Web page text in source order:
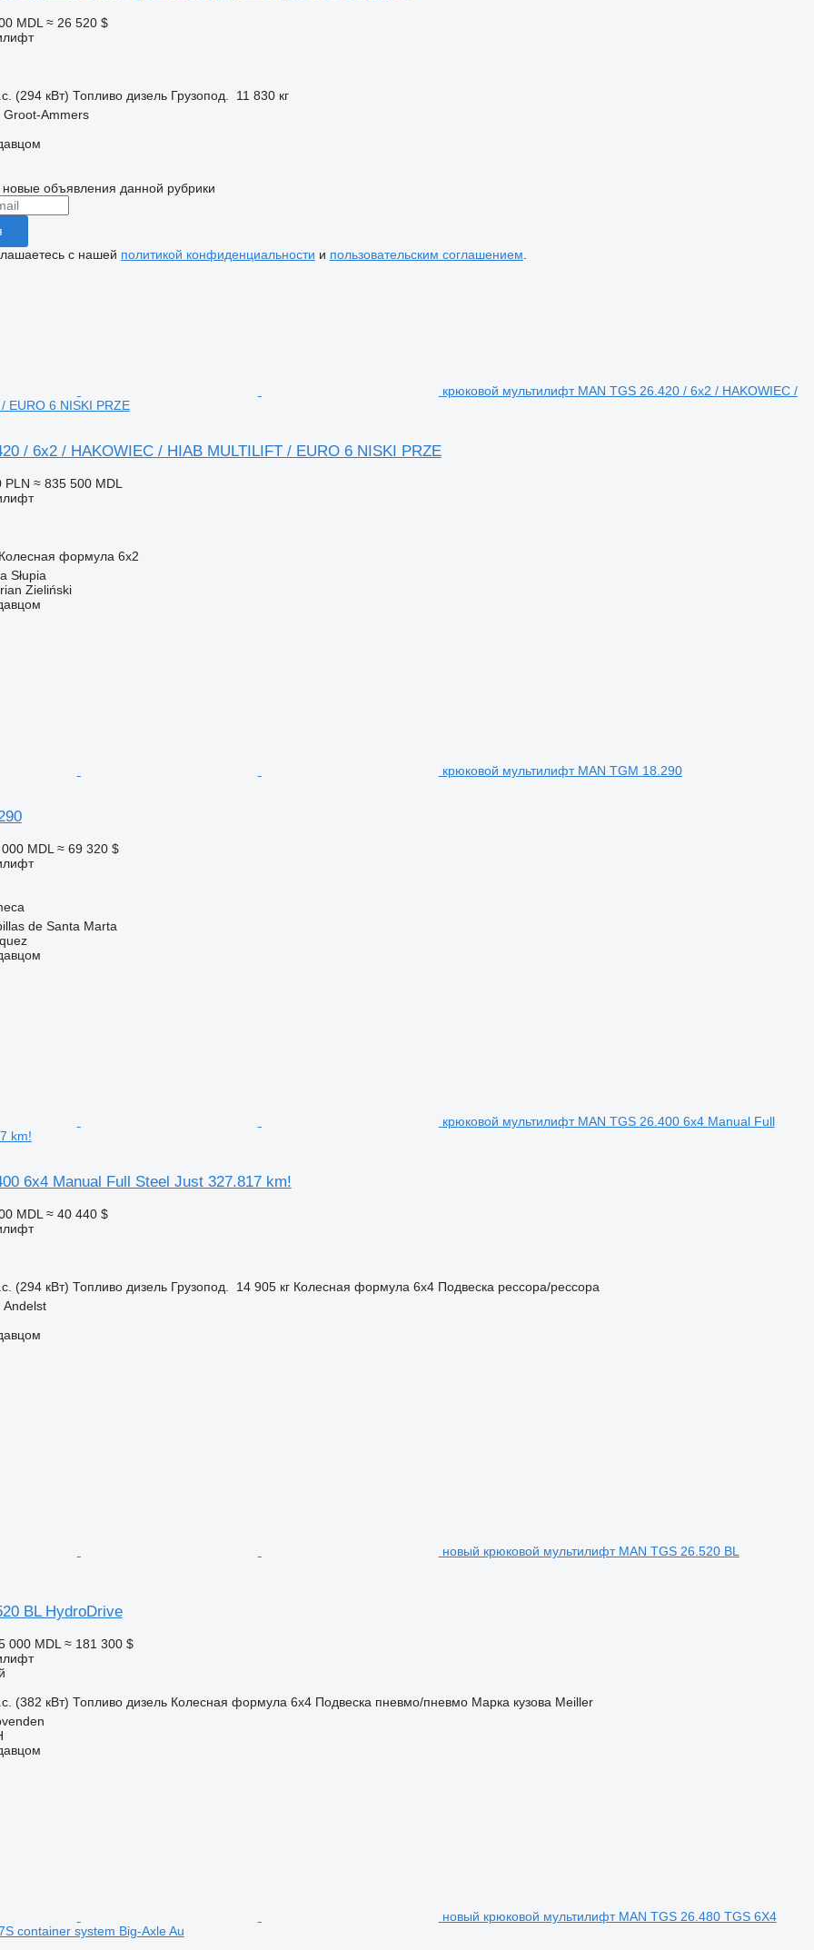
MDL ≈ 26 520 $
(294 кВт) Топливо дизель Грузопод.
11 830 кг
Ammers
объявления данной рубрики
с нашей политикой конфиденциальности и пользовательским соглашением
крюковой мультилифт MAN TGS 26.420 / 6x2 / HAKOWIEC /
EURO 6 NISKI PRZE
/ 6x2 / HAKOWIEC / HIAB MULTILIFT / EURO 6 NISKI PRZE
PLN ≈ 835 500 MDL
Колесная формула 6x2
Słupia
Zieliński
крюковой мультилифт MAN TGM 18.290
MDL ≈ 69 320 $
de Santa Marta
крюковой мультилифт MAN TGS 26.400 6x4 Manual Full
km!
6x4 Manual Full Steel Just 327.817 km!
MDL ≈ 40 440 $
(294 кВт) Топливо дизель Грузопод. 14 905 кг Колесная формула 6x4 Подвеска рессора/рессора
новый крюковой мультилифт MAN TGS 26.520 BL
BL HydroDrive
000 MDL ≈ 181 300 $
(382 кВт) Топливо дизель Колесная формула 6x4 Подвеска пневмо/пневмо Марка кузова Meiller
новый крюковой мультилифт MAN TGS 26.480 TGS 6X4
container system Big-Axle Au